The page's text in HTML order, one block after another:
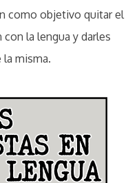
como objetivo quitar el
la lengua y darles
la misma.